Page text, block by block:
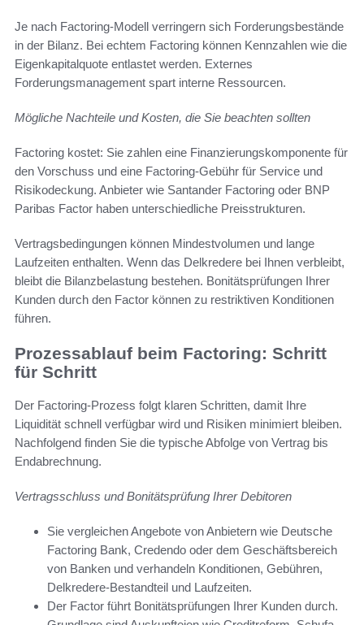
Je nach Factoring-Modell verringern sich Forderungsbestände
in der Bilanz. Bei echtem Factoring können Kennzahlen wie die
Eigenkapitalquote entlastet werden. Externes
Forderungsmanagement spart interne Ressourcen.
Mögliche Nachteile und Kosten, die Sie beachten sollten
Factoring kostet: Sie zahlen eine Finanzierungskomponente für
den Vorschuss und eine Factoring-Gebühr für Service und
Risikodeckung. Anbieter wie Santander Factoring oder BNP
Paribas Factor haben unterschiedliche Preisstrukturen.
Vertragsbedingungen können Mindestvolumen und lange
Laufzeiten enthalten. Wenn das Delkredere bei Ihnen verbleibt,
bleibt die Bilanzbelastung bestehen. Bonitätsprüfungen Ihrer
Kunden durch den Factor können zu restriktiven Konditionen
führen.
Prozessablauf beim Factoring: Schritt
für Schritt
Der Factoring-Prozess folgt klaren Schritten, damit Ihre
Liquidität schnell verfügbar wird und Risiken minimiert bleiben.
Nachfolgend finden Sie die typische Abfolge von Vertrag bis
Endabrechnung.
Vertragsschluss und Bonitätsprüfung Ihrer Debitoren
Sie vergleichen Angebote von Anbietern wie Deutsche
Factoring Bank, Credendo oder dem Geschäftsbereich
von Banken und verhandeln Konditionen, Gebühren,
Delkredere-Bestandteil und Laufzeiten.
Der Factor führt Bonitätsprüfungen Ihrer Kunden durch.